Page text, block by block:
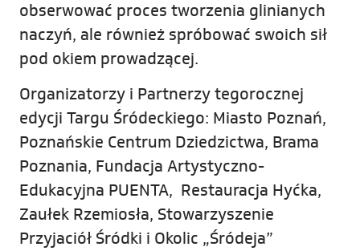
obserwować proces tworzenia glinianych
naczyń, ale również spróbować swoich sił
pod okiem prowadzącej.
Organizatorzy i Partnerzy tegorocznej
edycji Targu Śródeckiego: Miasto Poznań,
Poznańskie Centrum Dziedzictwa, Brama
Poznania, Fundacja Artystyczno-
Edukacyjna PUENTA, Restauracja Hyćka,
Zaułek Rzemiosła, Stowarzyszenie
Przyjaciół Śródki i Okolic „Śródeja”